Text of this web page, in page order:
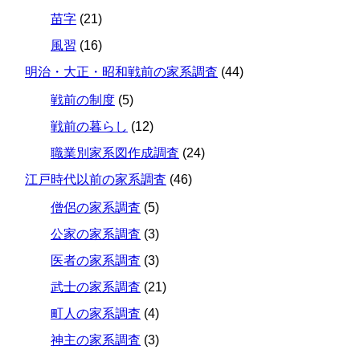
苗字 (21)
風習 (16)
明治・大正・昭和戦前の家系調査 (44)
戦前の制度 (5)
戦前の暮らし (12)
職業別家系図作成調査 (24)
江戸時代以前の家系調査 (46)
僧侶の家系調査 (5)
公家の家系調査 (3)
医者の家系調査 (3)
武士の家系調査 (21)
町人の家系調査 (4)
神主の家系調査 (3)